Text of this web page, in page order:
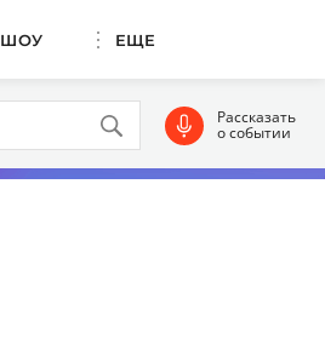
ШОУ ЕЩЕ
Рассказать
о событии